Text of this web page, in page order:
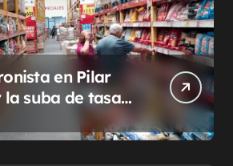
en Pilar
suba de tasas